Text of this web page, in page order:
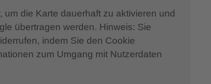
Wasserfall, verspricht Ihnen
während der 125 qm große
der Ruhe und Unbeschwertheit ist.
die Karte dauerhaft zu aktivieren und
übertragen werden. Hinweis: Sie
indem Sie den Cookie
zum Umgang mit Nutzerdaten